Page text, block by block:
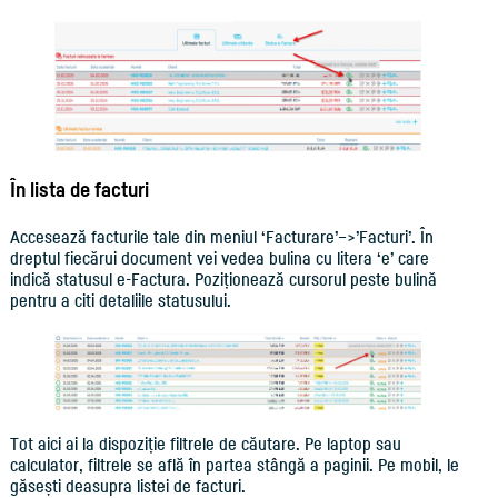
În lista de facturi
Accesează facturile tale din meniul ‘Facturare’–>’Facturi’. În
dreptul fiecărui document vei vedea bulina cu litera ‘e’ care
indică statusul e-Factura. Poziționează cursorul peste bulină
pentru a citi detaliile statusului.
Tot aici ai la dispoziție filtrele de căutare. Pe laptop sau
calculator, filtrele se află în partea stângă a paginii. Pe mobil, le
găsești deasupra listei de facturi.